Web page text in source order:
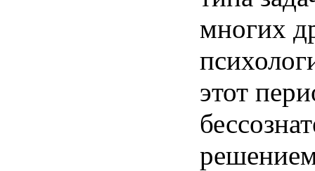
многих
этот